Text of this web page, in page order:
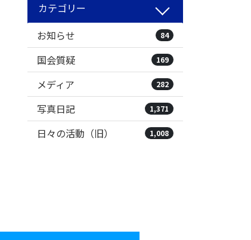
カテゴリー
お知らせ
84
国会質疑 169
メディア 282
写真日記 1,371
日々の活動（旧） 1,008